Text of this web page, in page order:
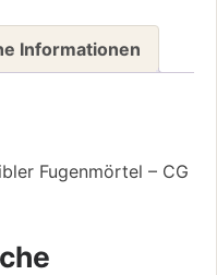
Informationen
Fugenmörtel – CG